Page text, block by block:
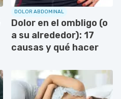
DOLOR ABDOMINAL
Dolor en el ombligo (o
a su alrededor): 17
causas y qué hacer